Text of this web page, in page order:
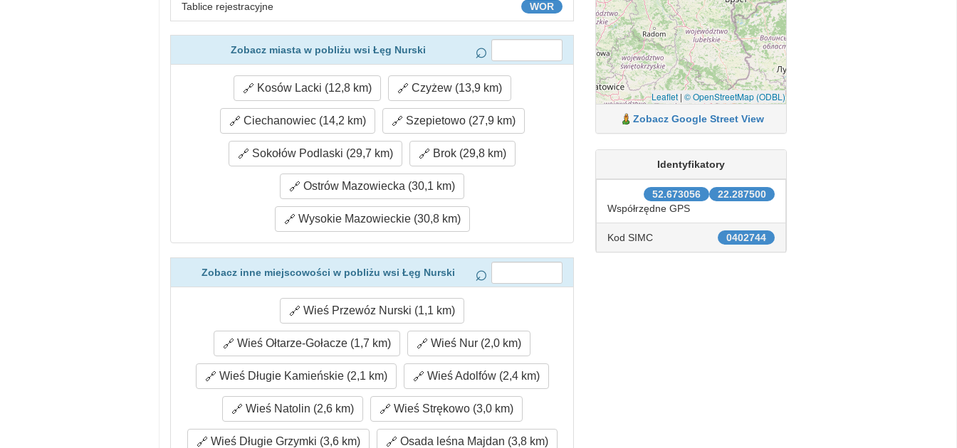
WOR
Tablice rejestracyjne
Zobacz miasta w pobliżu wsi Łęg Nurski
Kosów Lacki (12,8 km) Czyżew (13,9 km)
Ciechanowiec (14,2 km) Szepietowo (27,9 km)
Sokołów Podlaski (29,7 km) Brok (29,8 km)
Ostrów Mazowiecka (30,1 km)
Wysokie Mazowieckie (30,8 km)
Zobacz inne miejscowości w pobliżu wsi Łęg Nurski
Wieś Przewóz Nurski (1,1 km)
Wieś Ołtarze-Gołacze (1,7 km) Wieś Nur (2,0 km)
Wieś Długie Kamieńskie (2,1 km) Wieś Adolfów (2,4 km)
Wieś Natolin (2,6 km) Wieś Strękowo (3,0 km)
Wieś Długie Grzymki (3,6 km) Osada leśna Majdan (3,8 km)
Leaflet| © OpenStreetMap (ODBL)
Zobacz Google Street View
Identyfikatory
22.287500
52.673056
Współrzędne GPS
0402744
Kod SIMC